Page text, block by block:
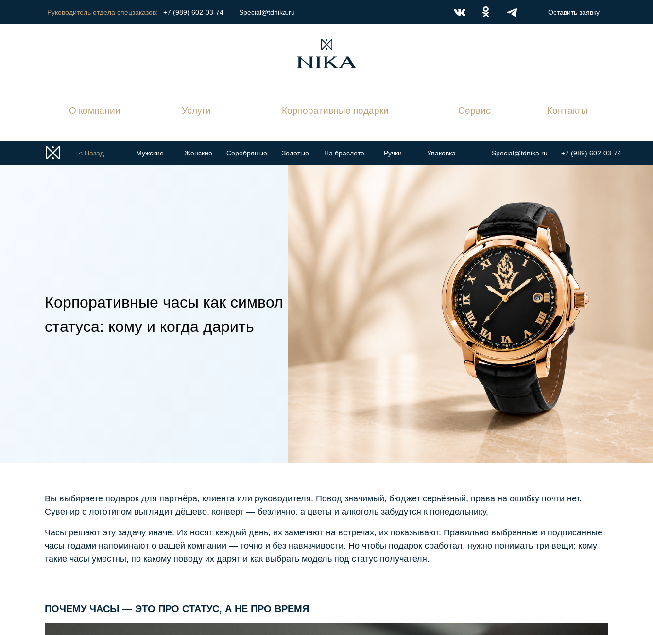
О компании Услуги Корпоративные подарки Сервис Контакты
Оставить заявку
Руководитель отдела спецзаказов: Special@tdnika.ru
+7 (989) 602-03-74
< Назад Мужские Женские Серебряные Ручки Упаковка
Золотые На браслете Special@tdnika.ru +7 (989) 602-03-74
Корпоративные часы как символ
статуса: кому и когда дарить
Вы выбираете подарок для партнёра, клиента или руководителя. Повод значимый, бюджет серьёзный, права на ошибку почти нет.
Сувенир с логотипом выглядит дёшево, конверт — безлично, а цветы и алкоголь забудутся к понедельнику.
Часы решают эту задачу иначе. Их носят каждый день, их замечают на встречах, их показывают. Правильно выбранные и подписанные
часы годами напоминают о вашей компании — точно и без навязчивости. Но чтобы подарок сработал, нужно понимать три вещи: кому
такие часы уместны, по какому поводу их дарят и как выбрать модель под статус получателя.
ПОЧЕМУ ЧАСЫ — ЭТО ПРО СТАТУС, А НЕ ПРО ВРЕМЯ